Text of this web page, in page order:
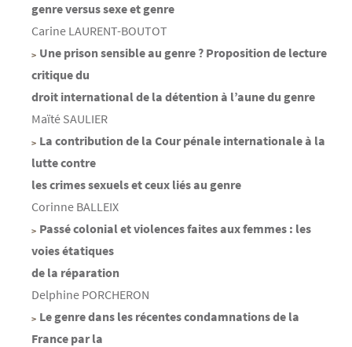
genre versus sexe et genre
Carine LAURENT-BOUTOT
Une prison sensible au genre ? Proposition de lecture
critique du
droit international de la détention à l’aune du genre
Maïté SAULIER
La contribution de la Cour pénale internationale à la
lutte contre
les crimes sexuels et ceux liés au genre
Corinne BALLEIX
Passé colonial et violences faites aux femmes : les
voies étatiques
de la réparation
Delphine PORCHERON
Le genre dans les récentes condamnations de la
France par la